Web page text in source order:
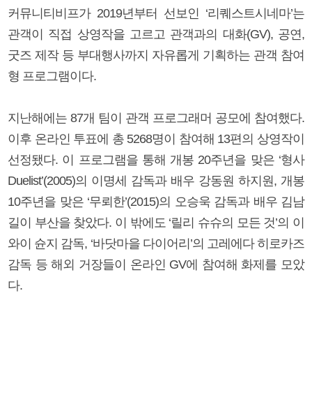
커뮤니티비프가 2019년부터 선보인 ‘리퀘스트시네마’는
관객이 직접 상영작을 고르고 관객과의 대화(GV), 공연,
굿즈 제작 등 부대행사까지 자유롭게 기획하는 관객 참여
형 프로그램이다.
지난해에는 87개 팀이 관객 프로그래머 공모에 참여했다.
이후 온라인 투표에 총 5268명이 참여해 13편의 상영작이
선정됐다. 이 프로그램을 통해 개봉 20주년을 맞은 ‘형사
Duelist’(2005)의 이명세 감독과 배우 강동원 하지원, 개봉
10주년을 맞은 ‘무뢰한’(2015)의 오승욱 감독과 배우 김남
길이 부산을 찾았다. 이 밖에도 ‘릴리 슈슈의 모든 것’의 이
와이 슌지 감독, ‘바닷마을 다이어리’의 고레에다 히로카즈
감독 등 해외 거장들이 온라인 GV에 참여해 화제를 모았
다.